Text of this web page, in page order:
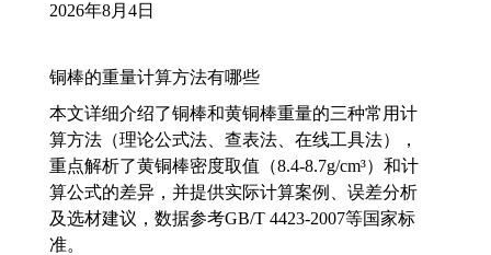
2026年8月4日
铜棒的重量计算方法有哪些
本文详细介绍了铜棒和黄铜棒重量的三种常用计
算方法（理论公式法、查表法、在线工具法），
重点解析了黄铜棒密度取值（8.4-8.7g/cm³）和计
算公式的差异，并提供实际计算案例、误差分析
及选材建议，数据参考GB/T 4423-2007等国家标
准。